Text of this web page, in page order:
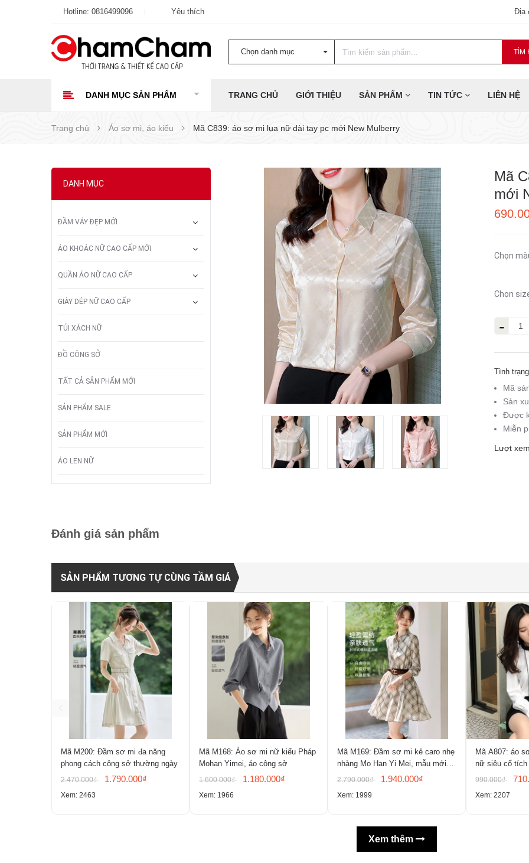
Hotline: 0816499096 Yêu thích Địa
Chọn danh mục TÌM
DANH MỤC SẢN PHẨM TRANG CHỦ GIỚI THIỆU SẢN PHẨM TIN TỨC LIÊN HỆ
Trang chủ Áo sơ mi, áo kiểu Mã C839: áo sơ mi lụa nữ dài tay pc mới New Mulberry
DANH MỤC
ĐẦM VÁY ĐẸP MỚI
ÁO KHOÁC NỮ CAO CẤP MỚI
QUẦN ÁO NỮ CAO CẤP
GIÀY DÉP NỮ CAO CẤP
TÚI XÁCH NỮ
ĐỒ CÔNG SỞ
TẤT CẢ SẢN PHẨM MỚI
SẢN PHẨM SALE
SẢN PHẨM MỚI
ÁO LEN NỮ
Mã
mới
Chọn
Chọn
-
Tình
Mã
Sản
Được
Miễn
Lượt
Đánh giá sản phẩm
SẢN PHẨM TƯƠNG TỰ CÙNG TẦM GIÁ
Mã M200: Đầm sơ mi đa năng
phong cách công sở thường ngày
2.470.000₫ 1.790.000₫
Xem: 2463
Mã M168: Áo sơ mi nữ kiểu Pháp
Mohan Yimei, áo công sở
1.600.000₫ 1.180.000₫
Xem: 1966
Mã M169: Đầm sơ mi kẻ caro nhẹ
nhàng Mo Han Yi Mei, mẫu mới
Xuân/Hè
2.790.000₫ 1.940.000₫
Xem: 1999
Mã A807: áo
nữ siêu cổ
990.000₫
Xem: 2207
Xem thêm